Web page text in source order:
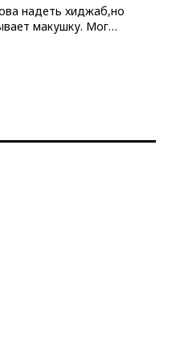
надеть хиджаб,но
макушку. Мог…